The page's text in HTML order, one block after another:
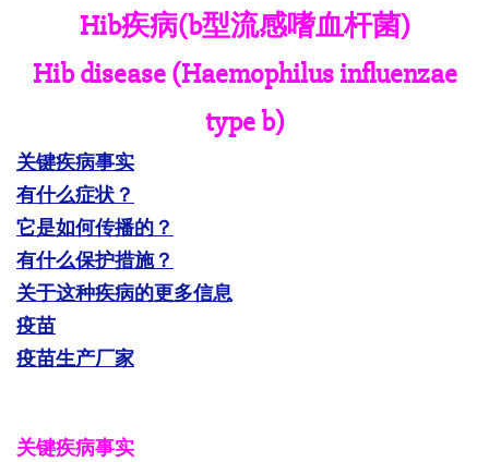
Hib疾病(b型流感嗜血杆菌)
Hib disease (Haemophilus influenzae
type b)
关键疾病事实
有什么症状？
它是如何传播的？
有什么保护措施？
关于这种疾病的更多信息
疫苗
疫苗生产厂家
关键疾病事实